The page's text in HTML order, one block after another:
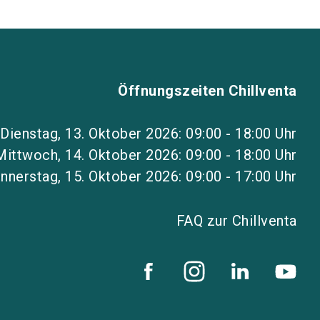
Öffnungszeiten Chillventa
Dienstag, 13. Oktober 2026: 09:00 - 18:00 Uhr
14. Oktober 2026: 09:00 - 18:00 Uhr
15. Oktober 2026: 09:00 - 17:00 Uhr
FAQ zur Chillventa